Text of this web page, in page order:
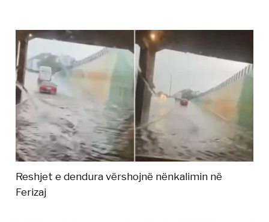
Reshjet e dendura vërshojnë nënkalimin në
Ferizaj